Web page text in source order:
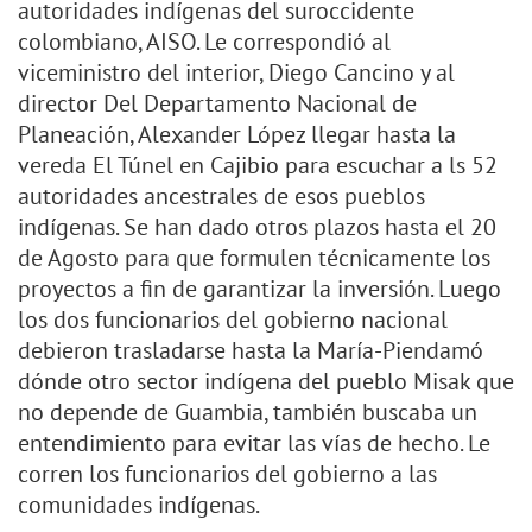
autoridades indígenas del suroccidente
colombiano, AISO. Le correspondió al
viceministro del interior, Diego Cancino y al
director Del Departamento Nacional de
Planeación, Alexander López llegar hasta la
vereda El Túnel en Cajibio para escuchar a ls 52
autoridades ancestrales de esos pueblos
indígenas. Se han dado otros plazos hasta el 20
de Agosto para que formulen técnicamente los
proyectos a fin de garantizar la inversión. Luego
los dos funcionarios del gobierno nacional
debieron trasladarse hasta la María-Piendamó
dónde otro sector indígena del pueblo Misak que
no depende de Guambia, también buscaba un
entendimiento para evitar las vías de hecho. Le
corren los funcionarios del gobierno a las
comunidades indígenas.